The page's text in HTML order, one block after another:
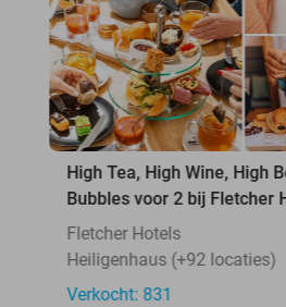
High Tea, High Wine, High
Bubbles voor 2 bij Fletcher
Fletcher Hotels
Heiligenhaus (+92 locaties)
Verkocht: 831